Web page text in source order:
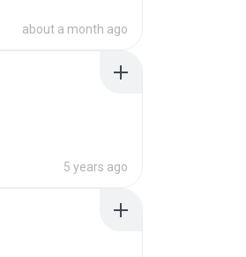
about a month ago
5 years ago